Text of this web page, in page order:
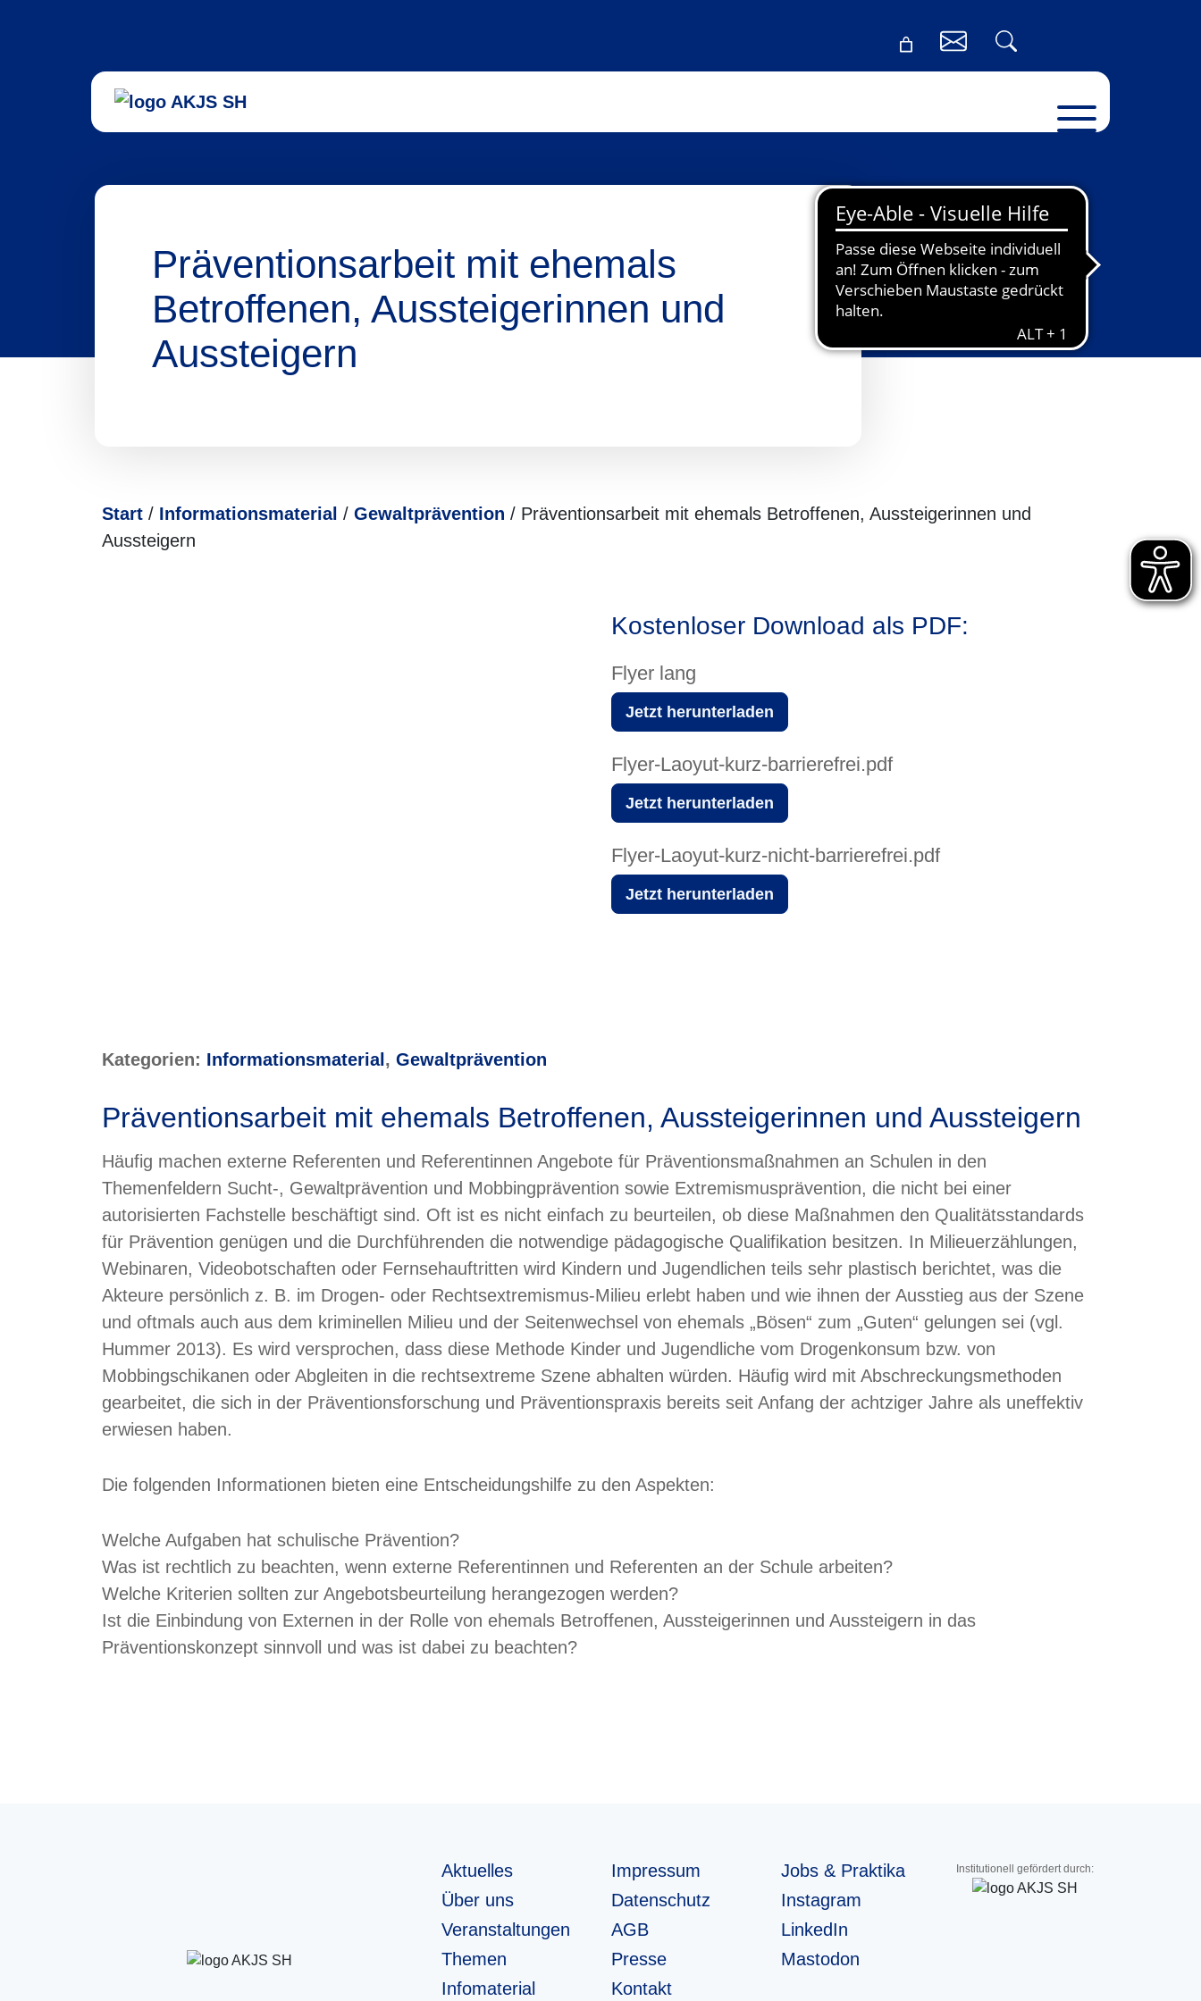
Präventionsarbeit mit ehemals
Betroffenen, Aussteigerinnen und
Aussteigern
Start / Informations­­ma­te­rial / Gewaltprävention / Präventionsarbeit mit ehemals Betroffenen, Aussteigerinnen und
Aussteigern
Kostenloser Download als PDF:
Flyer lang
Jetzt herunterladen
Flyer-Laoyut-kurz-barrierefrei.pdf
Jetzt herunterladen
Flyer-Laoyut-kurz-nicht-barrierefrei.pdf
Jetzt herunterladen
Kategorien: Informations­­ma­te­rial , Gewaltprävention
Präventionsarbeit mit ehemals Betroffenen, Aussteigerinnen und Aussteigern
Häufig machen externe Referenten und Referentinnen Angebote für Präventionsmaßnahmen an Schulen in den
Themenfeldern Sucht-, Gewaltprävention und Mobbingprävention sowie Extremismusprävention, die nicht bei einer
autorisierten Fachstelle beschäftigt sind. Oft ist es nicht einfach zu beurteilen, ob diese Maßnahmen den Qualitätsstandards
für Prävention genügen und die Durchführenden die notwendige pädagogische Qualifikation besitzen. In Milieuerzählungen,
Webinaren, Videobotschaften oder Fernsehauftritten wird Kindern und Jugendlichen teils sehr plastisch berichtet, was die
Akteure persönlich z. B. im Drogen- oder Rechtsextremismus-Milieu erlebt haben und wie ihnen der Ausstieg aus der Szene
und oftmals auch aus dem kriminellen Milieu und der Seitenwechsel von ehemals „Bösen“ zum „Guten“ gelungen sei (vgl.
Hummer 2013). Es wird versprochen, dass diese Methode Kinder und Jugendliche vom Drogenkonsum bzw. von
Mobbingschikanen oder Abgleiten in die rechtsextreme Szene abhalten würden. Häufig wird mit Abschreckungsmethoden
gearbeitet, die sich in der Präventionsforschung und Präventionspraxis bereits seit Anfang der achtziger Jahre als uneffektiv
erwiesen haben.
Die folgenden Informationen bieten eine Entscheidungshilfe zu den Aspekten:
Welche Aufgaben hat schulische Prävention?
Was ist rechtlich zu beachten, wenn externe Referentinnen und Referenten an der Schule arbeiten?
Welche Kriterien sollten zur Angebotsbeurteilung herangezogen werden?
Ist die Einbindung von Externen in der Rolle von ehemals Betroffenen, Aussteigerinnen und Aussteigern in das
Präventionskonzept sinnvoll und was ist dabei zu beachten?
Aktuelles
Über uns
Veranstaltungen
Themen
Info­­ma­te­rial
Impressum
Datenschutz
AGB
Presse
Kontakt
Jobs & Praktika
Instagram
LinkedIn
Mastodon
Institutionell gefördert durch: